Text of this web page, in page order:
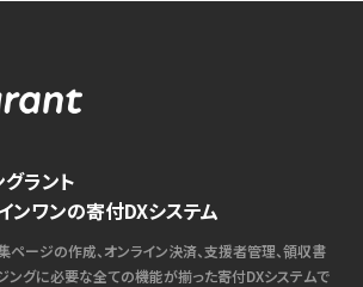
ラント
ンワンの寄付DXシステム
ページの作成、オンライン決済、支援者管理、領収書
ングに必要な全ての機能が揃った寄付DXシステムで